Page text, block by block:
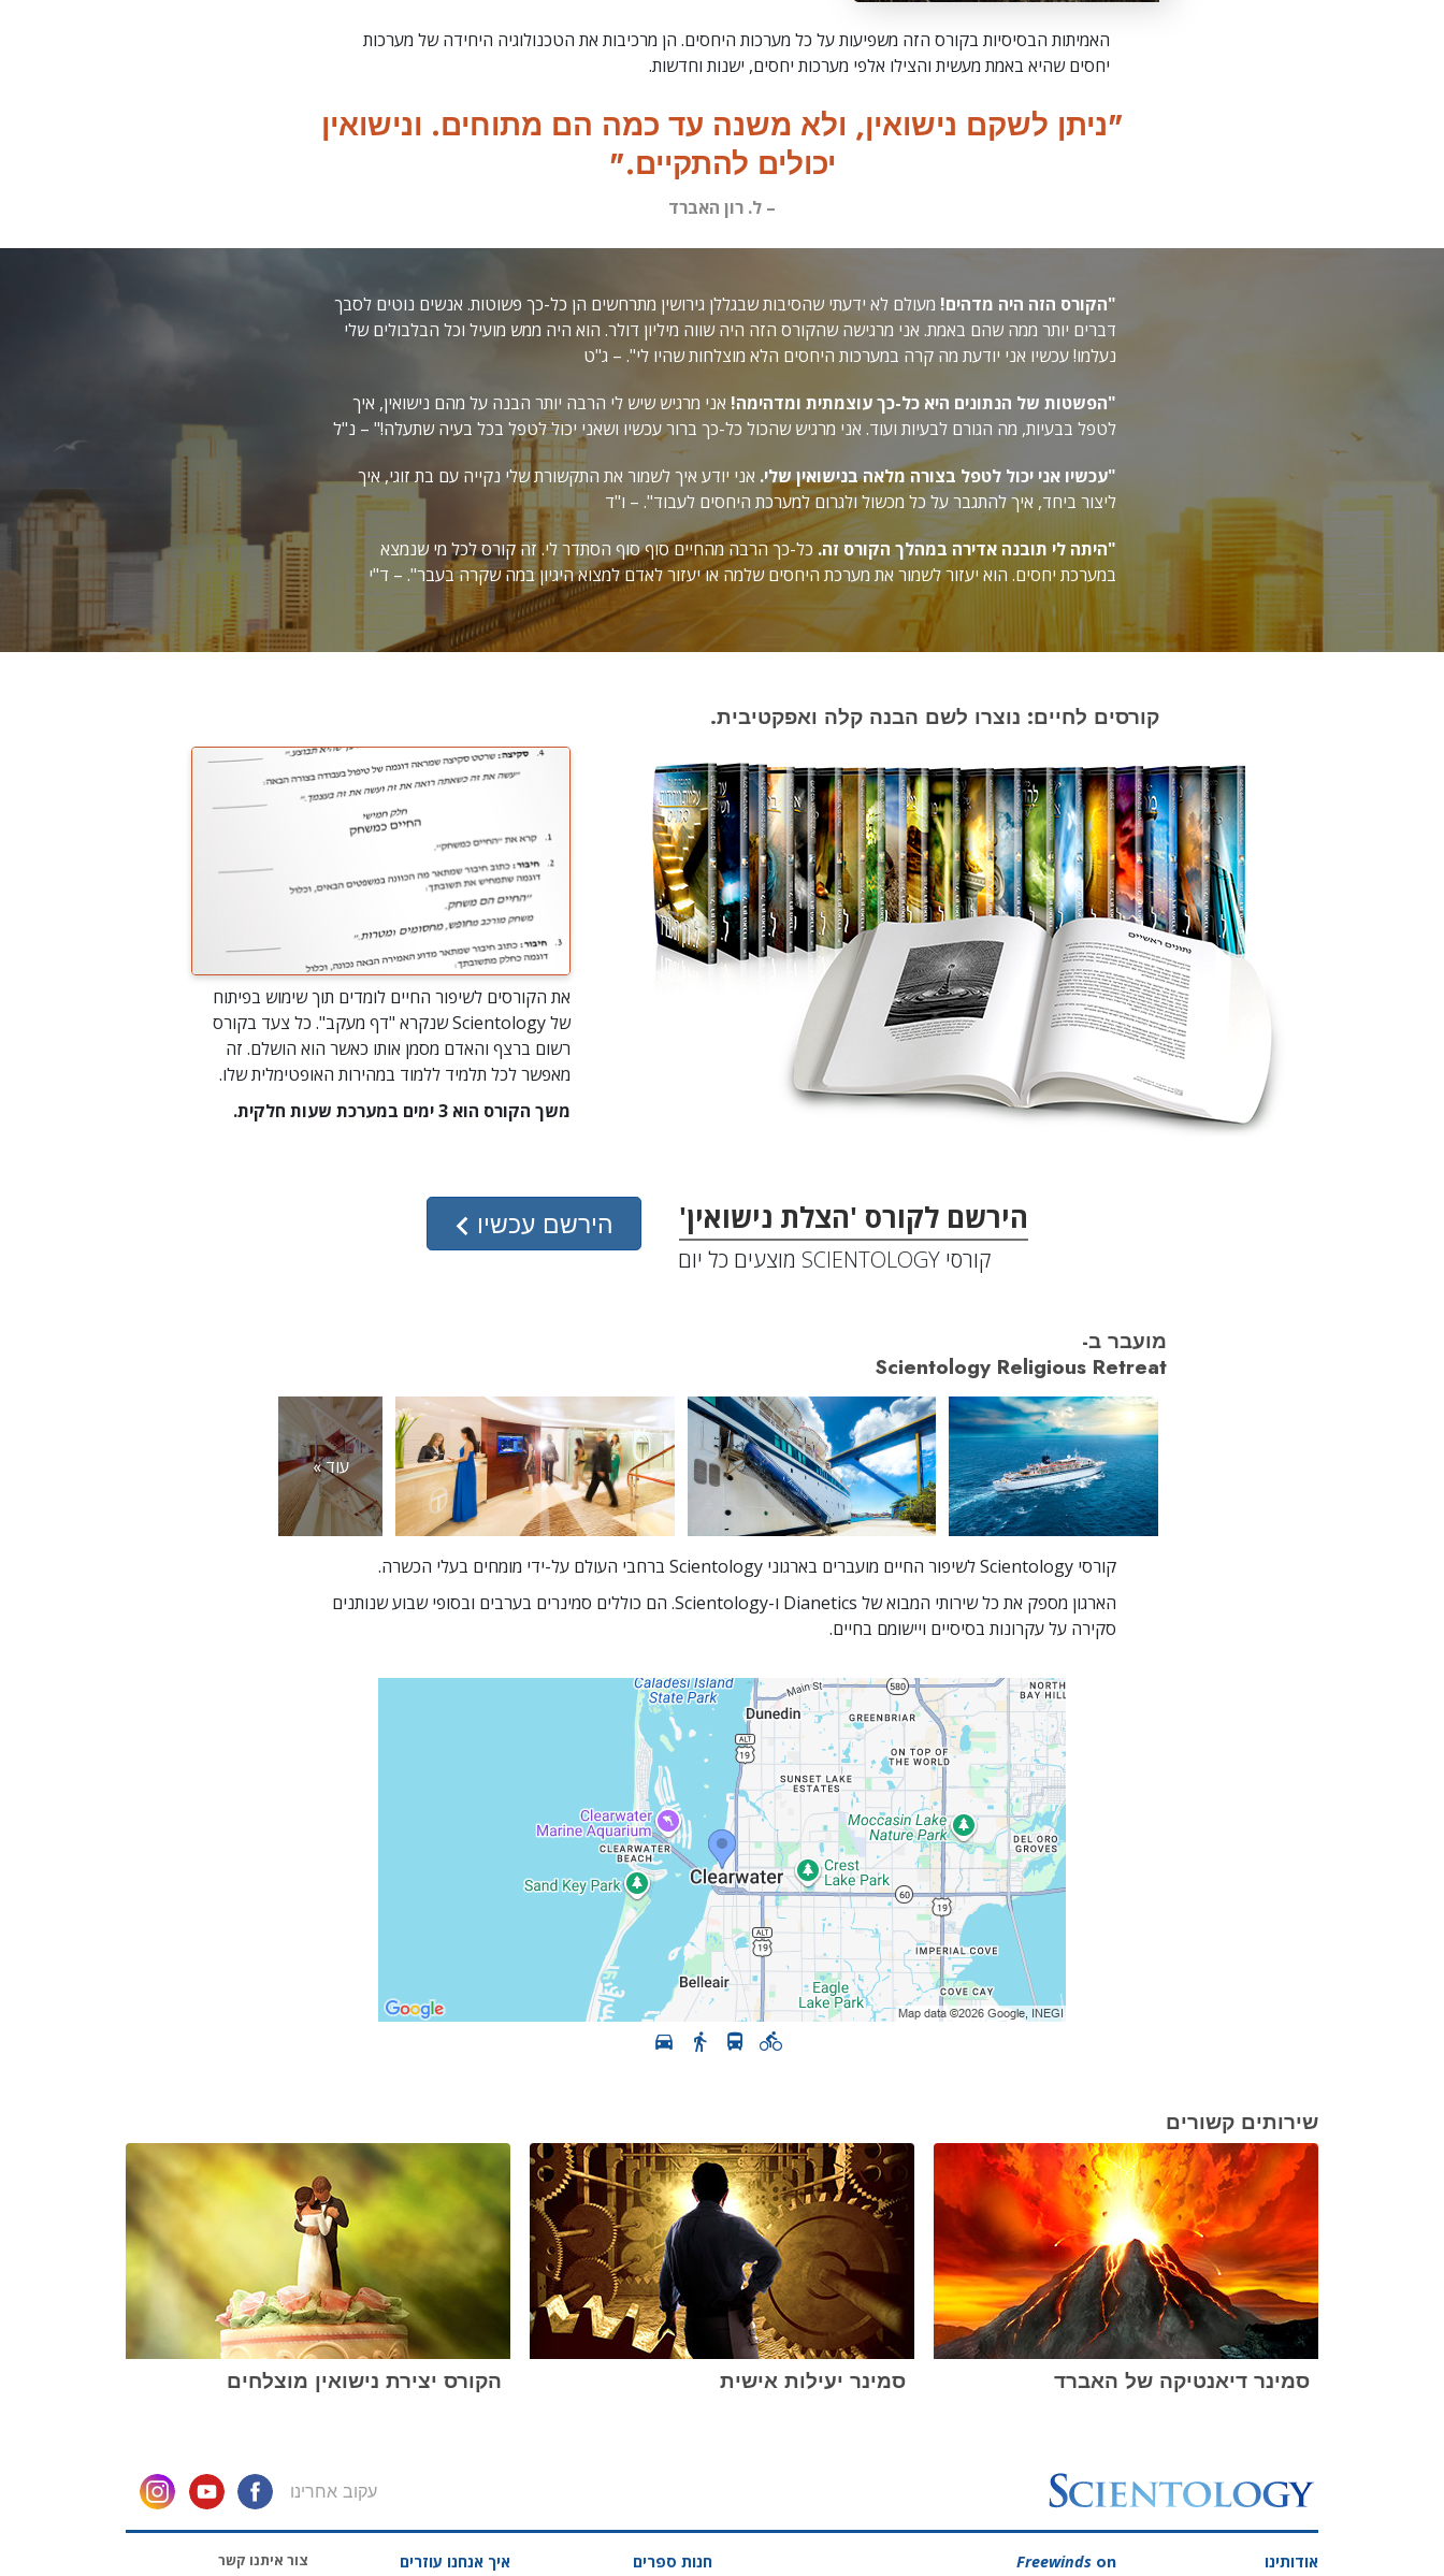
האמיתות הבסיסיות בקורס הזה משפיעות על כל מערכות היחסים. הן מרכיבות את הטכנולוגיה היחידה של מערכות
יחסים שהיא באמת מעשית והצילו אלפי מערכות יחסים, ישנות וחדשות.
"ניתן לשקם נישואין, ולא משנה עד כמה הם מתוחים. ונישואין
יכולים להתקיים."
– ל. רון האברד
"הקורס הזה היה מדהים! מעולם לא ידעתי שהסיבות שבגללן גירושין מתרחשים הן כל-כך פשוטות. אנשים נוטים לסבך
דברים יותר ממה שהם באמת. אני מרגישה שהקורס הזה היה שווה מיליון דולר. הוא היה ממש מועיל וכל הבלבולים שלי
נעלמו! עכשיו אני יודעת מה קרה במערכות היחסים הלא מוצלחות שהיו לי". – ג"ט
"הפשטות של הנתונים היא כל-כך עוצמתית ומדהימה! אני מרגיש שיש לי הרבה יותר הבנה על מהם נישואין, איך
לטפל בבעיות, מה הגורם לבעיות ועוד. אני מרגיש שהכול כל-כך ברור עכשיו ושאני יכול לטפל בכל בעיה שתעלה!" – נ"ל
"עכשיו אני יכול לטפל בצורה מלאה בנישואין שלי. אני יודע איך לשמור את התקשורת שלי נקייה עם בת זוגי, איך
ליצור ביחד, איך להתגבר על כל מכשול ולגרום למערכת היחסים לעבוד". – ו"ד
"היתה לי תובנה אדירה במהלך הקורס זה. כל-כך הרבה מהחיים סוף סוף הסתדר לי. זה קורס לכל מי שנמצא
במערכת יחסים. הוא יעזור לשמור את מערכת היחסים שלמה או יעזור לאדם למצוא היגיון במה שקרה בעבר". – ד"י
קורסים לחיים: נוצרו לשם הבנה קלה ואפקטיבית.
את הקורסים לשיפור החיים לומדים תוך שימוש בפיתוח
של Scientology שנקרא "דף מעקב". כל צעד בקורס
רשום ברצף והאדם מסמן אותו כאשר הוא הושלם. זה
מאפשר לכל תלמיד ללמוד במהירות האופטימלית שלו.
משך הקורס הוא 3 ימים במערכת שעות חלקית.
הירשם לקורס 'הצלת נישואין'
קורסי SCIENTOLOGY מוצעים כל יום
הירשם עכשיו
מועבר ב-
Scientology Religious Retreat
עוד »
קורסי Scientology לשיפור החיים מועברים בארגוני Scientology ברחבי העולם על-ידי מומחים בעלי הכשרה.
הארגון מספק את כל שירותי המבוא של Dianetics ו-Scientology. הם כוללים סמינרים בערבים ובסופי שבוע שנותנים
סקירה על עקרונות בסיסיים ויישומם בחיים.
שירותים קשורים
סמינר דיאנטיקה של האברד סמינר יעילות אישית הקורס יצירת נישואין מוצלחים
עקוב אחרינו
אודותינו Freewinds on
חנות ספרים איך אנחנו עוזרים צור איתנו קשר